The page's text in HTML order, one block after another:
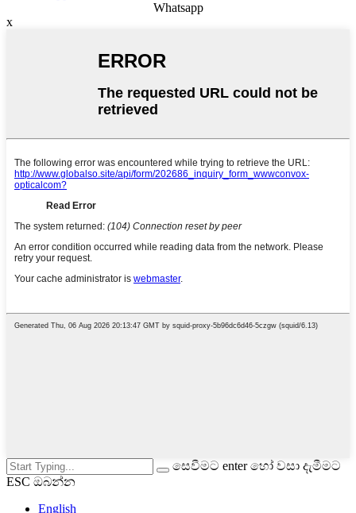
Whatsapp
x
සෙවීමට enter හෝ වසා දැමීමට
ESC ඔබන්න
English